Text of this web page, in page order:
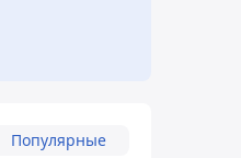
Популярные